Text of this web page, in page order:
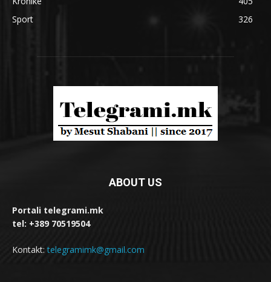
Sport
326
ABOUT US
Portali telegrami.mk
tel: +389 70519504
Kontakt:telegramimk@gmail.com